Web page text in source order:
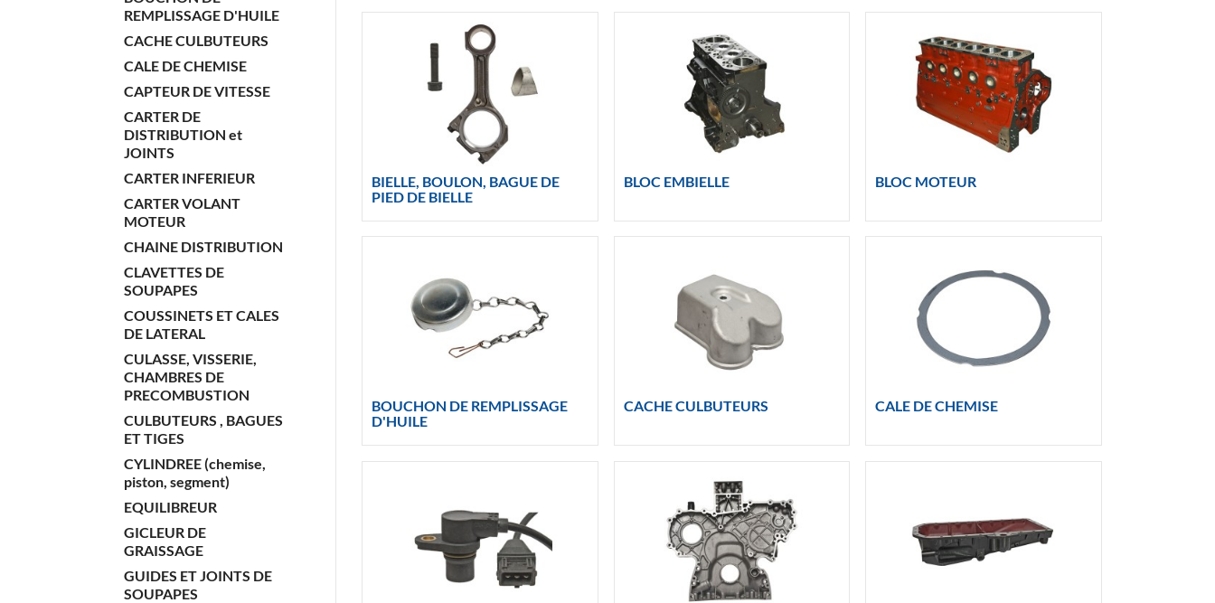
REMPLISSAGE D'HUILE
CACHE CULBUTEURS
CALE DE CHEMISE
CAPTEUR DE VITESSE
CARTER DE
DISTRIBUTION et
JOINTS
CARTER INFERIEUR
CARTER VOLANT
MOTEUR
CHAINE DISTRIBUTION
CLAVETTES DE
SOUPAPES
COUSSINETS ET CALES
DE LATERAL
CULASSE, VISSERIE,
CHAMBRES DE
PRECOMBUSTION
CULBUTEURS , BAGUES
ET TIGES
CYLINDREE (chemise,
piston, segment)
EQUILIBREUR
GICLEUR DE
GRAISSAGE
GUIDES ET JOINTS DE
SOUPAPES
BIELLE, BOULON, BAGUE DE
PIED DE BIELLE
BLOC EMBIELLE BLOC MOTEUR
BOUCHON DE REMPLISSAGE
D'HUILE
CACHE CULBUTEURS CALE DE CHEMISE